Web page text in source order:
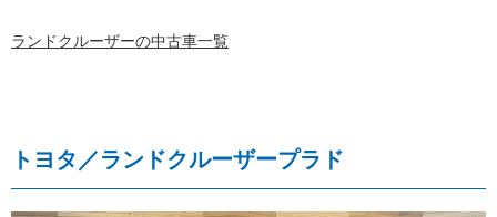
ランドクルーザーの中古車一覧
トヨタ／ランドクルーザープラド